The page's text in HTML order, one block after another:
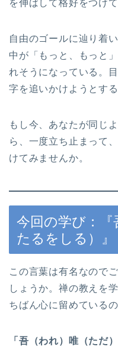
を伸ばして格好をつけ
自由のゴールに辿り着
中が「もっと、もっと
れそうになっている。
字を追いかけようとす
もし今、あなたが同じ
ら、一度立ち止まって
けてみませんか。
今回の学び：
たるをしる）』
この言葉は有名なので
しょうか。禅の教えを
ちばん心に留めている
「吾（われ）唯（ただ